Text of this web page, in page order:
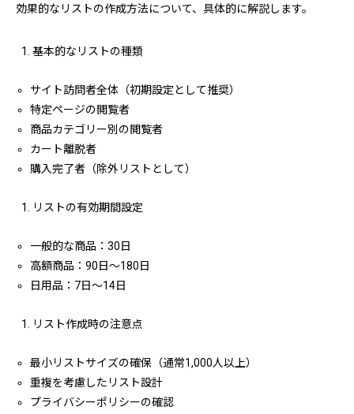
効果的なリストの作成方法について、具体的に解説します。
基本的なリストの種類
サイト訪問者全体（初期設定として推奨）
特定ページの閲覧者
商品カテゴリー別の閲覧者
カート離脱者
購入完了者（除外リストとして）
リストの有効期間設定
一般的な商品：30日
高額商品：90日〜180日
日用品：7日〜14日
リスト作成時の注意点
最小リストサイズの確保（通常1,000人以上）
重複を考慮したリスト設計
プライバシーポリシーの確認